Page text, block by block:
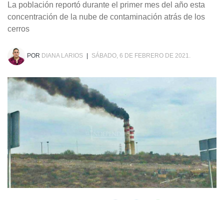
La población reportó durante el primer mes del año esta
concentración de la nube de contaminación atrás de los
cerros
POR DIANA LARIOS SÁBADO, 6 DE FEBRERO DE 2021.